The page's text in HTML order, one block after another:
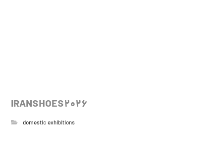
IRANSHOES2026
domestic exhibitions